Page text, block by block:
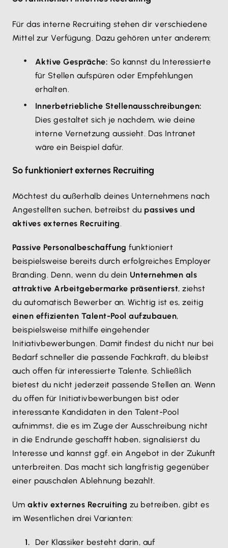
Für das interne Recruiting stehen dir verschiedene
Mittel zur Verfügung. Dazu gehören unter anderem:
Aktive Gespräche: So kannst du Interessierte
für Stellen aufspüren oder Empfehlungen
erhalten.
Innerbetriebliche Stellenausschreibungen:
Dies gestaltet sich je nachdem, wie deine
interne Vernetzung aussieht. Das Intranet
wäre ein Beispiel dafür.
So funktioniert externes Recruiting
Möchtest du außerhalb deines Unternehmens nach
Angestellten suchen, betreibst du passives und
aktives externes Recruiting.
Passive Personalbeschaffung funktioniert
beispielsweise bereits durch erfolgreiches Employer
Branding. Denn, wenn du dein Unternehmen als
attraktive Arbeitgebermarke präsentierst, ziehst
du automatisch Bewerber an. Wichtig ist es, zeitig
einen effizienten Talent-Pool aufzubauen,
beispielsweise mithilfe eingehender
Initiativbewerbungen. Damit findest du nicht nur bei
Bedarf schneller die passende Fachkraft, du bleibst
auch offen für interessierte Talente. Schließlich
bietest du nicht jederzeit passende Stellen an. Wenn
du offen für Initiativbewerbungen bist oder
interessante Kandidaten in den Talent-Pool
aufnimmst, die es im Zuge der Ausschreibung nicht
in die Endrunde geschafft haben, signalisierst du
Interesse und kannst ggf. ein Angebot in der Zukunft
unterbreiten. Das macht sich langfristig gegenüber
einer pauschalen Ablehnung bezahlt.
Umaktiv externes Recruiting zu betreiben, gibt es
im Wesentlichen drei Varianten:
Der Klassiker besteht darin, auf